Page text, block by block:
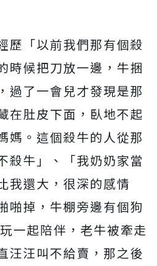
歷「以前我們那有個殺
時候把刀放一邊，牛捆
過了一會兒才發現是那
在肚皮下面，臥地不起
媽。這個殺牛的人從那
殺牛」、「我奶奶家當
我還大，很深的感情
啪掉，牛棚旁邊有個狗
一起陪伴，老牛被牽走
汪汪叫不給賣，那之後